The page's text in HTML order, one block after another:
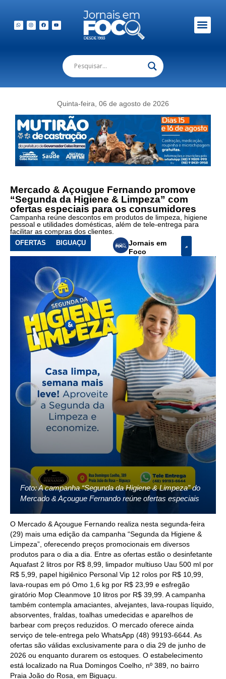
Quinta-feira, 06 de agosto de 2026
Mercado & Açougue Fernando promove
“Segunda da Higiene & Limpeza” com
ofertas especiais para os consumidores
Campanha reúne descontos em produtos de limpeza, higiene
pessoal e utilidades domésticas, além de tele-entrega para
facilitar as compras dos clientes.
OFERTAS BIGUAÇU
Jornais em
Foco
Foto: A campanha “Segunda da Higiene & Limpeza” do
Mercado & Açougue Fernando reúne ofertas especiais
O Mercado & Açougue Fernando realiza nesta segunda-feira
(29) mais uma edição da campanha “Segunda da Higiene &
Limpeza”, oferecendo preços promocionais em diversos
produtos para o dia a dia. Entre as ofertas estão o desinfetante
Aquafast 2 litros por R$ 8,99, limpador multiuso Uau 500 ml por
R$ 5,99, papel higiênico Personal Vip 12 rolos por R$ 10,99,
lava-roupas em pó Omo 1,6 kg por R$ 23,99 e esfregão
giratório Mop Cleanmove 10 litros por R$ 39,99. A campanha
também contempla amaciantes, alvejantes, lava-roupas líquido,
absorventes, fraldas, toalhas umedecidas e aparelhos de
barbear com preços reduzidos. O mercado oferece ainda
serviço de tele-entrega pelo WhatsApp (48) 99193-6644. As
ofertas são válidas exclusivamente para o dia 29 de junho de
2026 ou enquanto durarem os estoques. O estabelecimento
está localizado na Rua Domingos Coelho, nº 389, no bairro
Praia João do Rosa, em Biguaçu.